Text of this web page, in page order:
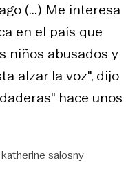
(...) Me interesa
en el país que
niños abusados y
alzar la voz", dijo
hace unos
katherine salosny